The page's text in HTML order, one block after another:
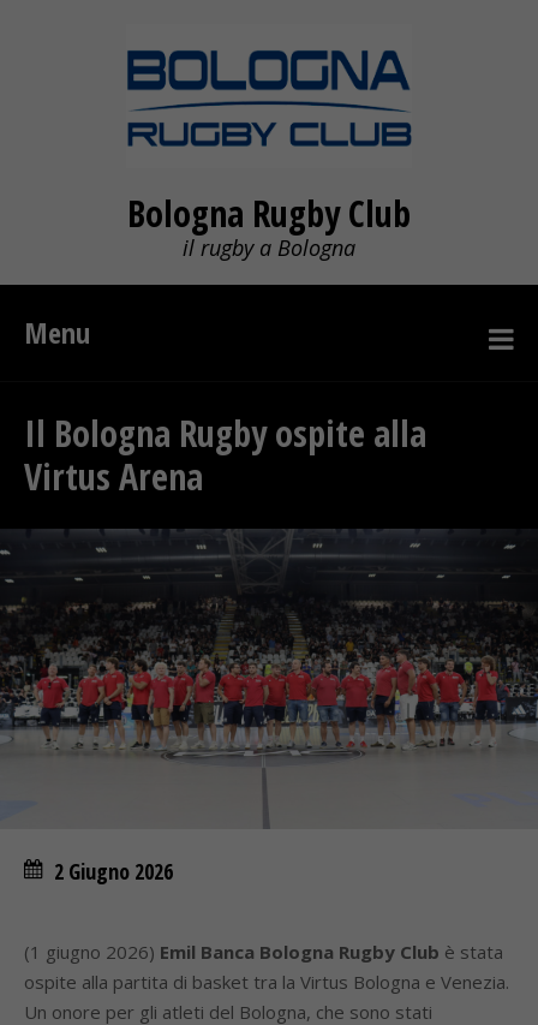
Bologna Rugby Club
il rugby a Bologna
Menu
Il Bologna Rugby ospite alla
Virtus Arena
2 Giugno 2026
(1 giugno 2026) Emil Banca Bologna Rugby Club è stata
ospite alla partita di basket tra la Virtus Bologna e Venezia.
Un onore per gli atleti del Bologna, che sono stati